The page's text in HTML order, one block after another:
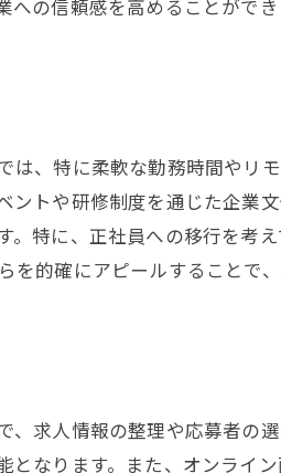
の信頼感を高めることができ
は、特に柔軟な勤務時間やリ
ントや研修制度を通じた企業
特に、正社員への移行を考え
を的確にアピールすることで
、求人情報の整理や応募者の
なります。また、オンライン